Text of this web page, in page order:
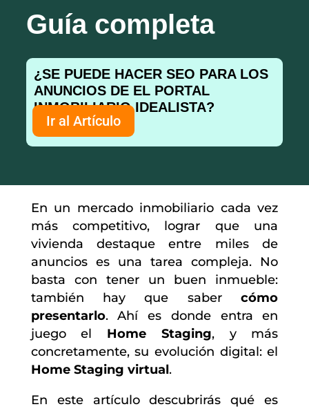
Guía completa
¿SE PUEDE HACER SEO PARA LOS
ANUNCIOS DE EL PORTAL
INMOBILIARIO IDEALISTA?
Ir al Artículo
En un mercado inmobiliario cada vez
más competitivo, lograr que una
vivienda destaque entre miles de
anuncios es una tarea compleja. No
basta con tener un buen inmueble:
también hay que sabercómo
presentarlo. Ahí es donde entra en
juego el Home Staging, y más
concretamente, su evolución digital: el
Home Staging virtual.
En este artículo descubrirás qué es